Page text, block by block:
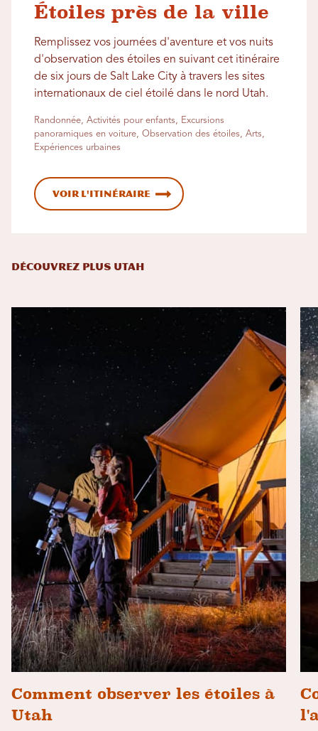
Étoiles près de la ville
Remplissez vos journées d'aventure et vos nuits
d'observation des étoiles en suivant cet itinéraire
de six jours de Salt Lake City à travers les sites
internationaux de ciel étoilé dans le nord Utah.
Randonnée, Activités pour enfants, Excursions
panoramiques en voiture, Observation des étoiles, Arts,
Expériences urbaines
Voir l'itinéraire
DÉCOUVREZ PLUS UTAH
Comment observer les étoiles à
Utah